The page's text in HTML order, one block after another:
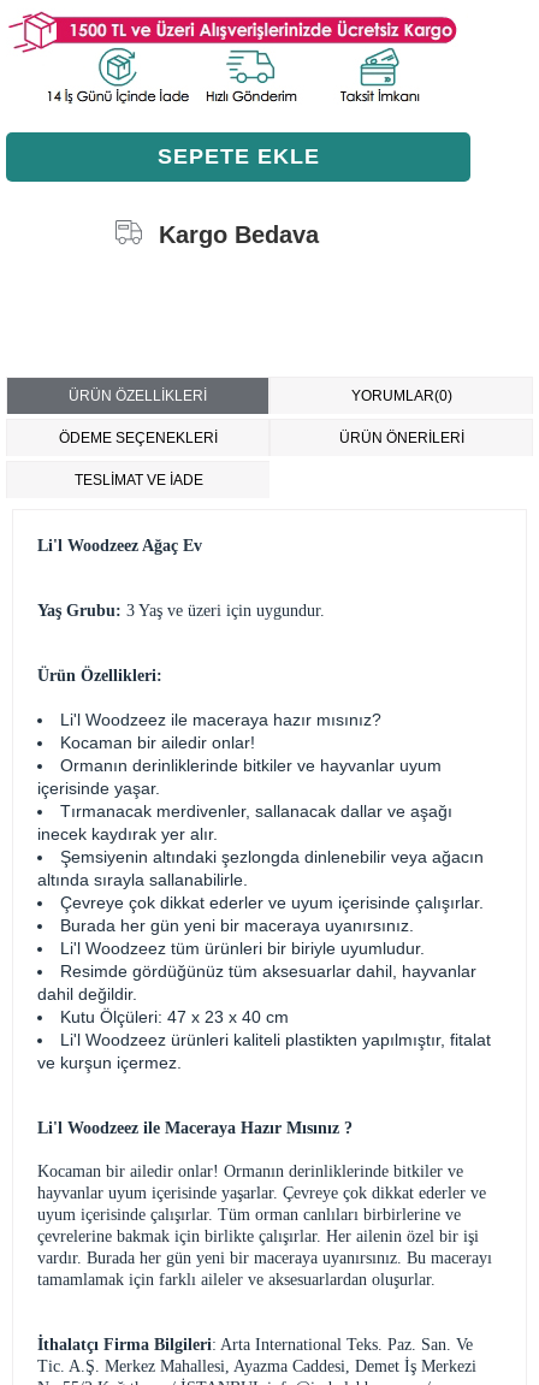
Kargo Bedava
ÜRÜN ÖZELLIKLERI YORUMLAR(0)
ÖDEME SEÇENEKLERI ÜRÜN ÖNERILERI
TESLİMAT VE İADE
Li'l Woodzeez Ağaç Ev
Yaş Grubu: 3 Yaş ve üzeri için uygundur.
Ürün Özellikleri:
Li'l Woodzeez ile maceraya hazır mısınız?
Kocaman bir ailedir onlar!
Ormanın derinliklerinde bitkiler ve hayvanlar uyum
içerisinde yaşar.
Tırmanacak merdivenler, sallanacak dallar ve aşağı
inecek kaydırak yer alır.
Şemsiyenin altındaki şezlongda dinlenebilir veya ağacın
altında sırayla sallanabilirle.
Çevreye çok dikkat ederler ve uyum içerisinde çalışırlar.
Burada her gün yeni bir maceraya uyanırsınız.
Li'l Woodzeez tüm ürünleri bir biriyle uyumludur.
Resimde gördüğünüz tüm aksesuarlar dahil, hayvanlar
dahil değildir.
Kutu Ölçüleri: 47 x 23 x 40 cm
Li'l Woodzeez ürünleri kaliteli plastikten yapılmıştır, fitalat
ve kurşun içermez.
Li'l Woodzeez ile Maceraya Hazır Mısınız ?
Kocaman bir ailedir onlar! Ormanın derinliklerinde bitkiler ve
hayvanlar uyum içerisinde yaşarlar. Çevreye çok dikkat ederler ve
uyum içerisinde çalışırlar. Tüm orman canlıları birbirlerine ve
çevrelerine bakmak için birlikte çalışırlar. Her ailenin özel bir işi
vardır. Burada her gün yeni bir maceraya uyanırsınız. Bu macerayı
tamamlamak için farklı aileler ve aksesuarlardan oluşurlar.
İthalatçı Firma Bilgileri: Arta International Teks. Paz. San. Ve
Tic. A.Ş. Merkez Mahallesi, Ayazma Caddesi, Demet İş Merkezi